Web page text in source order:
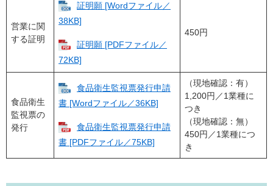
営業に関
する証明
証明願 [Wordファイル／
38KB]
証明願 [PDFファイル／
72KB]
450円
食品衛生
監視票の
発行
食品衛生監視票発行申請
書 [Wordファイル／36KB]
食品衛生監視票発行申請
書 [PDFファイル／75KB]
（現地確認：有）
1,200円／1業種に
つき
（現地確認：無）
450円／1業種につ
き